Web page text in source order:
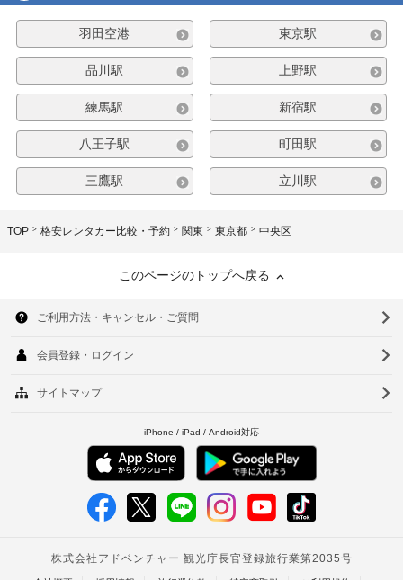
羽田空港 東京駅
品川駅 上野駅
練馬駅 新宿駅
八王子駅 町田駅
三鷹駅 立川駅
TOP 格安レンタカー比較・予約 関東 東京都 中央区
このページのトップへ戻る